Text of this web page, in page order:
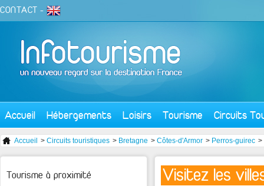
CONTACT -
Accueil Hébergements Loisirs Tourisme Circuits
Accueil > Circuits touristiques > Bretagne > Côtes-d'Armor > Perros-guirec >
Visitez les
Tourisme à proximité